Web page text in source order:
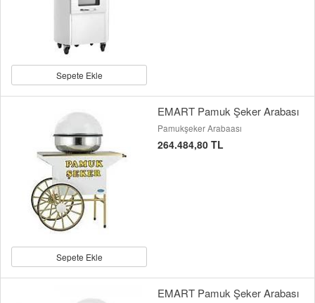
Sepete Ekle
Sepete Ekle
EMART Pamuk Şeker Arabası
Pamukşeker Arabaası
264.484,80 TL
EMART Pamuk Şeker Arabası